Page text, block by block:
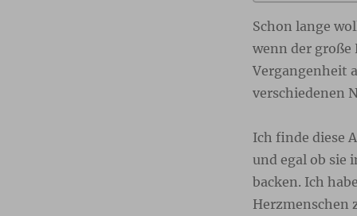
Schon lange
wenn der große
Vergangenheit
verschiedenen
Ich finde diese
und egal ob sie
backen. Ich
Herzmenschen